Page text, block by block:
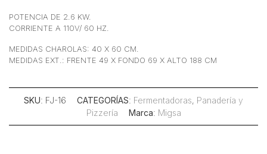
POTENCIA DE 2.6 KW.
CORRIENTE A 110V/ 60 HZ.
MEDIDAS CHAROLAS: 40 X 60 CM.
MEDIDAS EXT.: FRENTE 49 X FONDO 69 X ALTO 188 CM
SKU: FJ-16 CATEGORÍAS: Fermentadoras, Panadería y
Pizzería
Marca: Migsa